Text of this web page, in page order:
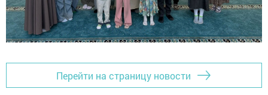
Перейти на страницу новости